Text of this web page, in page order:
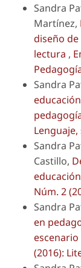
Sandra
Martínez,
diseño
lectura ,
Sandra
Lenguaje,
Sandra
Castillo,
Núm. 2
Sandra
en
(2016):